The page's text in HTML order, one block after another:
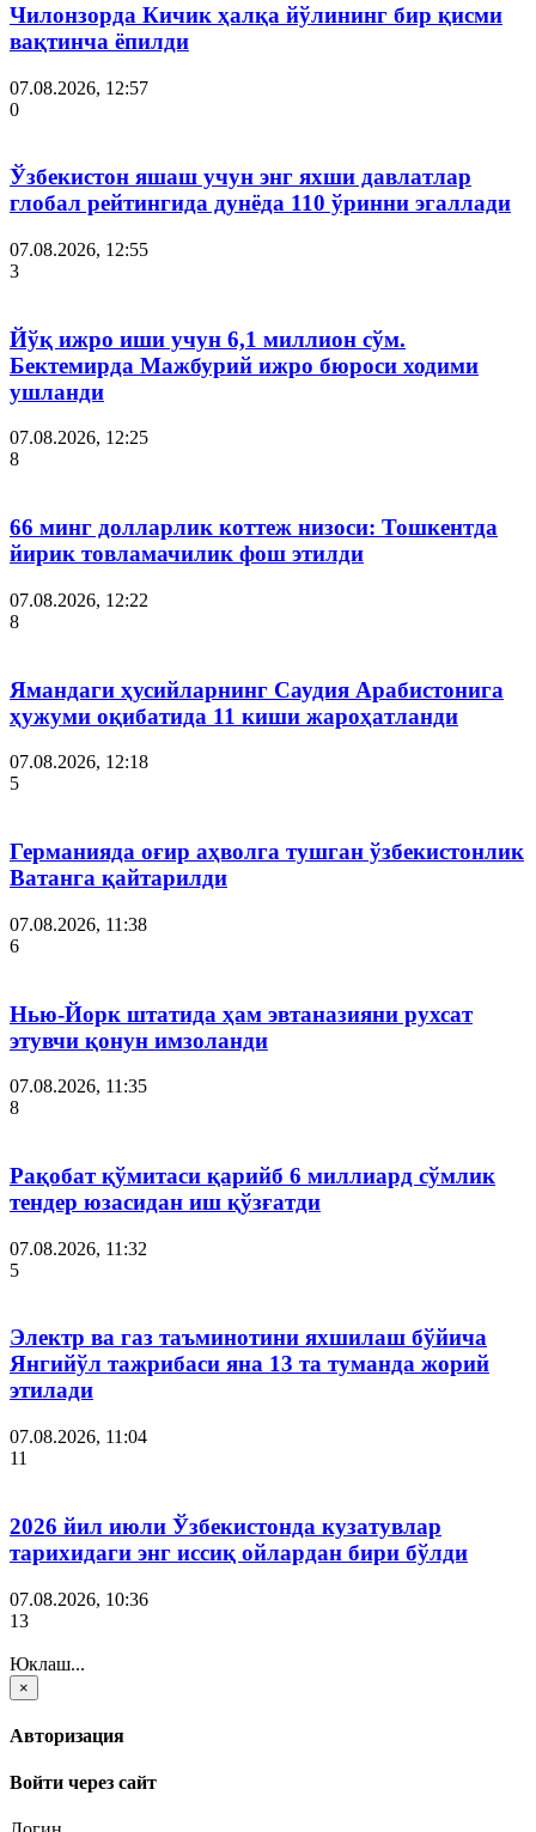
Чилонзорда Кичик ҳалқа йўлининг бир қисми
вақтинча ёпилди
07.08.2026, 12:57
0
Ўзбекистон яшаш учун энг яхши давлатлар
глобал рейтингида дунёда 110 ўринни эгаллади
07.08.2026, 12:55
3
Йўқ ижро иши учун 6,1 миллион сўм.
Бектемирда Мажбурий ижро бюроси ходими
ушланди
07.08.2026, 12:25
8
66 минг долларлик коттеж низоси: Тошкентда
йирик товламачилик фош этилди
07.08.2026, 12:22
8
Ямандаги ҳусийларнинг Саудия Арабистонига
ҳужуми оқибатида 11 киши жароҳатланди
07.08.2026, 12:18
5
Германияда оғир аҳволга тушган ўзбекистонлик
Ватанга қайтарилди
07.08.2026, 11:38
6
Нью-Йорк штатида ҳам эвтаназияни рухсат
этувчи қонун имзоланди
07.08.2026, 11:35
8
Рақобат қўмитаси қарийб 6 миллиард сўмлик
тендер юзасидан иш қўзғатди
07.08.2026, 11:32
5
Электр ва газ таъминотини яхшилаш бўйича
Янгийўл тажрибаси яна 13 та туманда жорий
этилади
07.08.2026, 11:04
11
2026 йил июли Ўзбекистонда кузатувлар
тарихидаги энг иссиқ ойлардан бири бўлди
07.08.2026, 10:36
13
Юклаш...
×
Авторизация
Войти через сайт